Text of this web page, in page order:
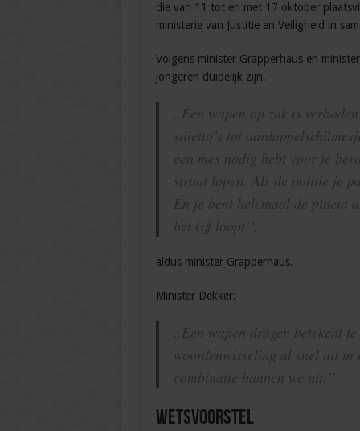
die van 11 tot en met 17 oktober
ministerie van Justitie en Veiligheid in
Volgens minister Grapperhaus en
jongeren duidelijk zijn.
,,Een wapen op zak is
stiletto’s tot
een mes nodig hebt voor je
straat lopen. Als de politie je
En je bent helemaal de pineut
het lijf loopt’’,
aldus minister Grapperhaus.
Minister Dekker:
,,Een wapen dragen betekent
woordenwisseling al snel uit in
combinatie bannen we uit.’’
Wetsvoorstel